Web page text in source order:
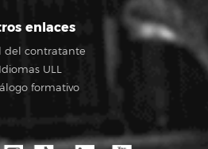
enlaces
del contratante
Idiomas ULL
formativo